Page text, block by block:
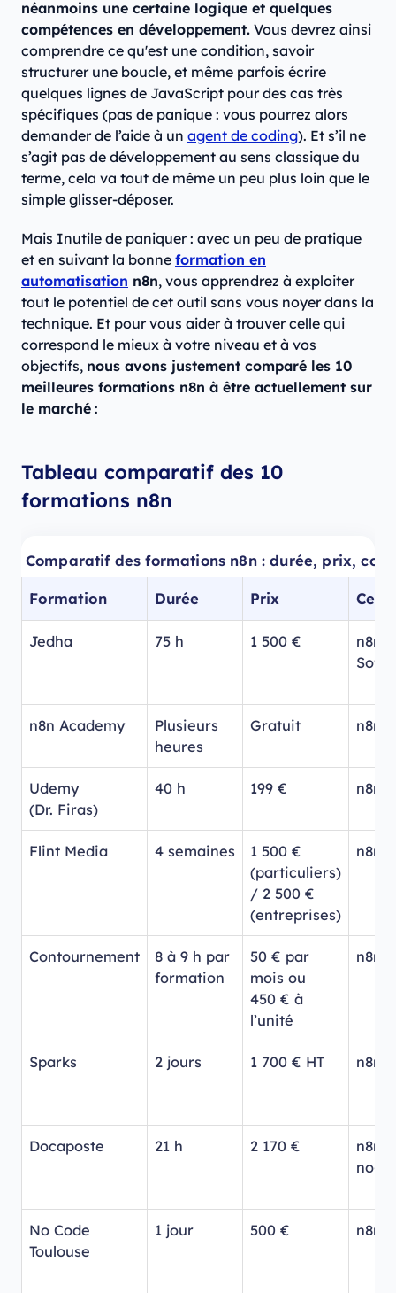
néanmoins une certaine logique et quelques
compétences en développement. Vous devrez ainsi
comprendre ce qu'est une condition, savoir
structurer une boucle, et même parfois écrire
quelques lignes de JavaScript pour des cas très
spécifiques (pas de panique : vous pourrez alors
demander de l’aide à un agent de coding). Et s’il ne
s’agit pas de développement au sens classique du
terme, cela va tout de même un peu plus loin que le
simple glisser-déposer.
Mais Inutile de paniquer : avec un peu de pratique
et en suivant la bonne formation en
automatisation n8n, vous apprendrez à exploiter
tout le potentiel de cet outil sans vous noyer dans la
technique. Et pour vous aider à trouver celle qui
correspond le mieux à votre niveau et à vos
objectifs, nous avons justement comparé les 10
meilleures formations n8n à être actuellement sur
le marché :
Tableau comparatif des 10
formations n8n
Comparatif des formations n8n : durée, prix,
Formation Durée Prix Ce
Jedha 75 h 1 500 €
n8n
Softr
n8n Academy
Plusieurs
heures
Gratuit n8n
Udemy
(Dr. Firas)
40 h 199 € n8n
Flint Media 4 semaines
1 500 €
(particuliers)
/ 2 500 €
(entreprises)
n8n
Contournement
8 à 9 h par
formation
50 € par
mois ou
450 € à
l’unité
n8n
Sparks 2 jours 1 700 € HT n8n
Docaposte 21 h 2 170 €
n8n
no-
No Code
Toulouse
1 jour 500 € n8n